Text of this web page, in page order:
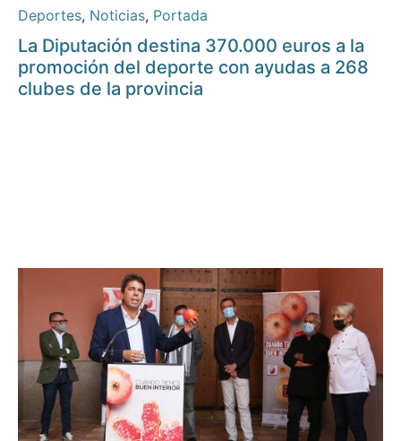
Deportes, Noticias, Portada
La Diputación destina 370.000 euros a la
promoción del deporte con ayudas a 268
clubes de la provincia